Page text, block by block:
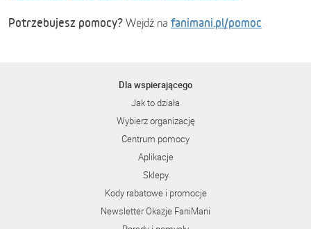
Potrzebujesz pomocy? Wejdź na fanimani.pl/pomoc
Dla wspierającego
Jak to działa
Wybierz organizację
Centrum pomocy
Aplikacje
Sklepy
Kody rabatowe i promocje
Newsletter Okazje FaniMani